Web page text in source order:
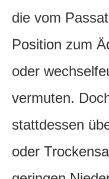
die vom
Position zum
oder
vermuten.
stattdessen
oder